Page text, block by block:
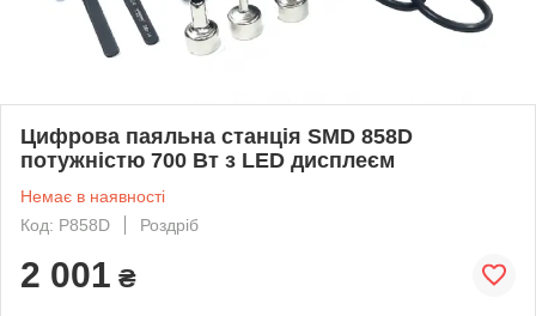
Цифрова паяльна станція SMD 858D
потужністю 700 Вт з LED дисплеєм
Немає в наявності
Код: P858D
Роздріб
2 001 ₴